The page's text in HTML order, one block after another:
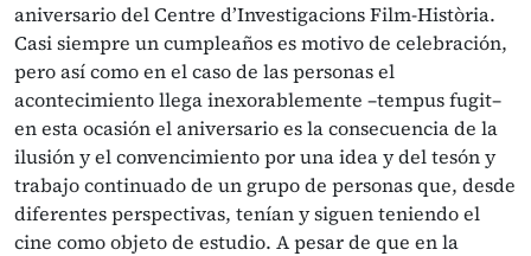
aniversario del Centre d’Investigacions Film-Història.
Casi siempre un cumpleaños es motivo de celebración,
pero así como en el caso de las personas el
acontecimiento llega inexorablemente –tempus fugit–
en esta ocasión el aniversario es la consecuencia de la
ilusión y el convencimiento por una idea y del tesón y
trabajo continuado de un grupo de personas que, desde
diferentes perspectivas, tenían y siguen teniendo el
cine como objeto de estudio. A pesar de que en la